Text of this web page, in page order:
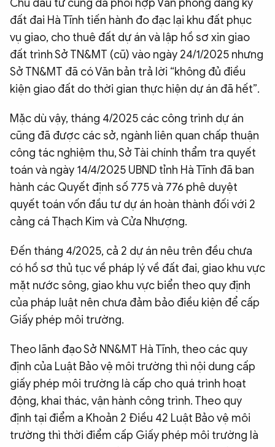
Chủ đầu tư cũng đã phối hợp Văn phòng đăng ký
đất đai Hà Tĩnh tiến hành đo đạc lại khu đất phục
vụ giao, cho thuê đất dự án và lập hồ sơ xin giao
đất trình Sở TN&MT (cũ) vào ngày 24/1/2025 nhưng
Sở TN&MT đã có Văn bản trả lời “không đủ điều
kiện giao đất do thời gian thực hiện dự án đã hết”.
Mặc dù vậy, tháng 4/2025 các công trình dự án
cũng đã được các sở, ngành liên quan chấp thuận
công tác nghiệm thu, Sở Tài chính thẩm tra quyết
toán và ngày 14/4/2025 UBND tỉnh Hà Tĩnh đã ban
hành các Quyết định số 775 và 776 phê duyệt
quyết toán vốn đầu tư dự án hoàn thành đối với 2
cảng cá Thạch Kim và Cửa Nhượng.
Đến tháng 4/2025, cả 2 dự án nêu trên đều chưa
có hồ sơ thủ tục về pháp lý về đất đai, giao khu vực
mặt nước sông, giao khu vực biển theo quy định
của pháp luật nên chưa đảm bảo điều kiện để cấp
Giấy phép môi trường.
Theo lãnh đạo Sở NN&MT Hà Tĩnh, theo các quy
định của Luật Bảo vệ môi trường thì nội dung cấp
giấy phép môi trường là cấp cho quá trình hoạt
động, khai thác, vận hành công trình. Theo quy
định tại điểm a Khoản 2 Điều 42 Luật Bảo vệ môi
trường thì thời điểm cấp Giấy phép môi trường là